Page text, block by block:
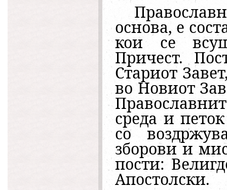
основа, е
кои се
Причест.
Стариот
во Новиот
среда и
со
зборови и
пости:
Апостолски.